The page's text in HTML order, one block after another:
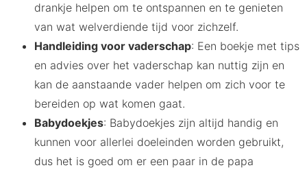
drankje helpen om te ontspannen en te genieten
van wat welverdiende tijd voor zichzelf.
Handleiding voor vaderschap: Een boekje met tips
en advies over het vaderschap kan nuttig zijn en
kan de aanstaande vader helpen om zich voor te
bereiden op wat komen gaat.
Babydoekjes: Babydoekjes zijn altijd handig en
kunnen voor allerlei doeleinden worden gebruikt,
dus het is goed om er een paar in de papa